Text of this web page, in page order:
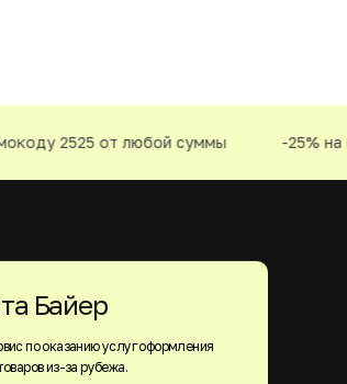
2525 от любой суммы -25% на
по оказанию услуг оформления
из-за рубежа.
Байер